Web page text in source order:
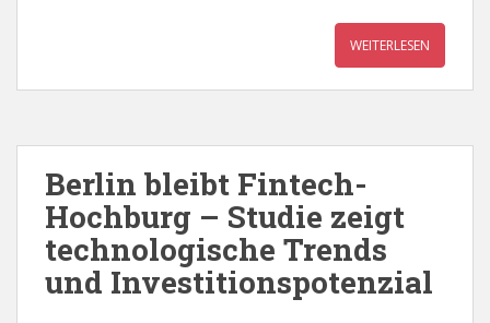
WEITERLESEN
Berlin bleibt Fintech-
Hochburg – Studie zeigt
technologische Trends
und Investitionspotenzial